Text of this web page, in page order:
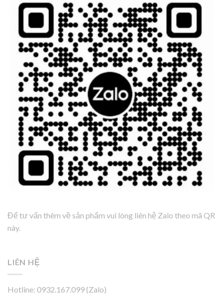
Để tư vấn thêm về sản phẩm vui lòng liên hệ Zalo theo mã QR
này.
LIÊN HỆ
Hotline: 0932.167.099 (Zalo)